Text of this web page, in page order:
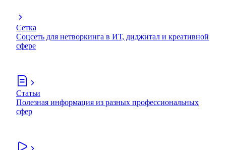
Сетка
Соцсеть для нетворкинга в ИТ, диджитал и креативной
сфере
Статьи
Полезная информация из разных профессиональных
сфер